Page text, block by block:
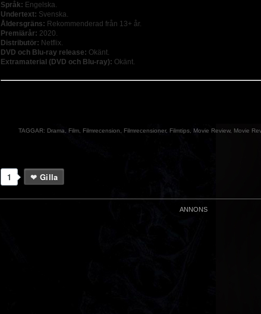
Språk: Engelska.
Undertext: Svenska.
Åldersgräns: Rekommenderad från 13+ år.
Premiärår: 2020.
Distributör: Netflix.
DVD och Blu-ray release: Okänt.
Extramaterial (DVD och Blu-ray): Okänt.
TAGGAR: Drama Film Filmrecension Filmrecensioner, Filmtips Movie Review, Movie
1 Gilla